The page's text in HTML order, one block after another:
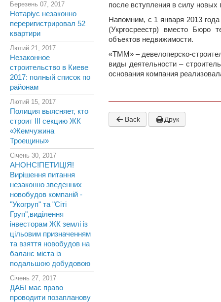
Березень 07, 2017
Нотаріус незаконно
переригистрировал 52
квартири
Лютий 21, 2017
Незаконное
строительство в Киеве
2017: полный список по
районам
Лютий 15, 2017
Полиция выясняет, кто
строит III секцию ЖК
«Жемчужина
Троещины»
Січень 30, 2017
АНОНС!ПЕТИЦІЯ!
Вирішення питання
незаконно зведенних
новобудов компаній -
"Укогруп" та "Сіті
Груп",виділення
інвесторам ЖК землі із
цільовим призначенням
та взяття новобудов на
баланс міста із
подальшою добудовою
Січень 27, 2017
ДАБІ має право
проводити позапланову
после вступления в силу
Напомним, с 1 января 2013
(Укргосреестр) вместо Бюро
объектов недвижимости.
«ТММ» – девелоперско-
виды деятельности –
основания компания
Back Друк